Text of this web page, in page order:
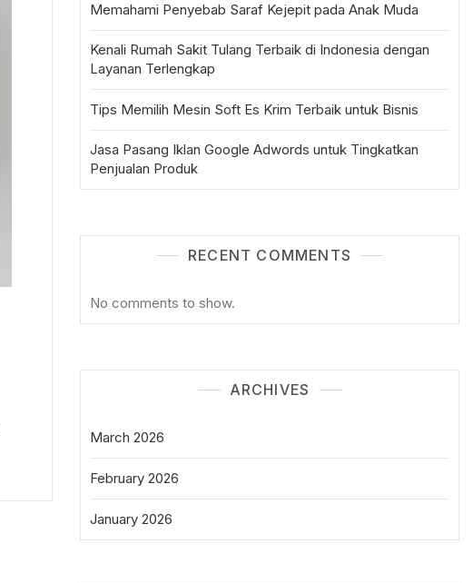
Memahami Penyebab Saraf Kejepit pada Anak Muda
Kenali Rumah Sakit Tulang Terbaik di Indonesia dengan
Layanan Terlengkap
Tips Memilih Mesin Soft Es Krim Terbaik untuk Bisnis
Jasa Pasang Iklan Google Adwords untuk Tingkatkan
Penjualan Produk
RECENT COMMENTS
No comments to show.
ARCHIVES
March 2026
February 2026
January 2026